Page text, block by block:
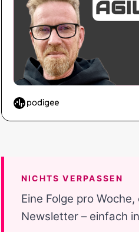
NICHTS VERPASSEN
Eine Folge pro
Newsletter – einfach